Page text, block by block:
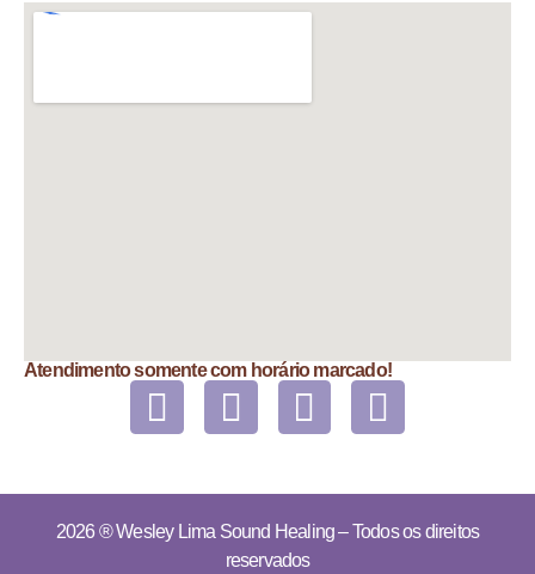
Atendimento somente com horário marcado!
2026 ®Wesley Lima Sound Healing– Todos os direitos
reservados